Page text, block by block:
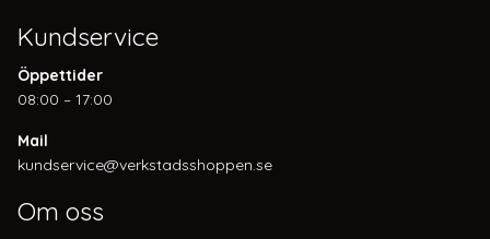
Kundservice
Öppettider
08:00 – 17:00
Mail
kundservice@verkstadsshoppen.se
Om oss